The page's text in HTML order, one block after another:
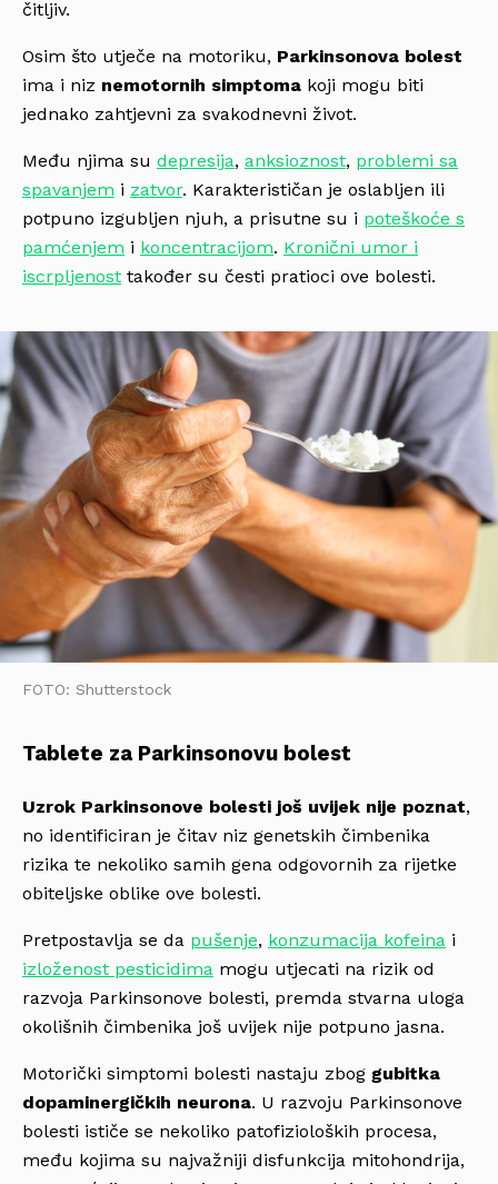
čitljiv.
Osim što utječe na motoriku, Parkinsonova bolest
ima i niz nemotornih simptoma koji mogu biti
jednako zahtjevni za svakodnevni život.
Među njima su depresija, anksioznost, problemi sa
spavanjem i zatvor. Karakterističan je oslabljen ili
potpuno izgubljen njuh, a prisutne su i poteškoće s
pamćenjem i koncentracijom. Kronični umor i
iscrpljenost također su česti pratioci ove bolesti.
FOTO: Shutterstock
Tablete za Parkinsonovu bolest
Uzrok Parkinsonove bolesti još uvijek nije poznat,
no identificiran je čitav niz genetskih čimbenika
rizika te nekoliko samih gena odgovornih za rijetke
obiteljske oblike ove bolesti.
Pretpostavlja se da pušenje, konzumacija kofeina i
izloženost pesticidima mogu utjecati na rizik od
razvoja Parkinsonove bolesti, premda stvarna uloga
okolišnih čimbenika još uvijek nije potpuno jasna.
Motorički simptomi bolesti nastaju zbog gubitka
dopaminergičkih neurona. U razvoju Parkinsonove
bolesti ističe se nekoliko patofizioloških procesa,
među kojima su najvažniji disfunkcija mitohondrija,